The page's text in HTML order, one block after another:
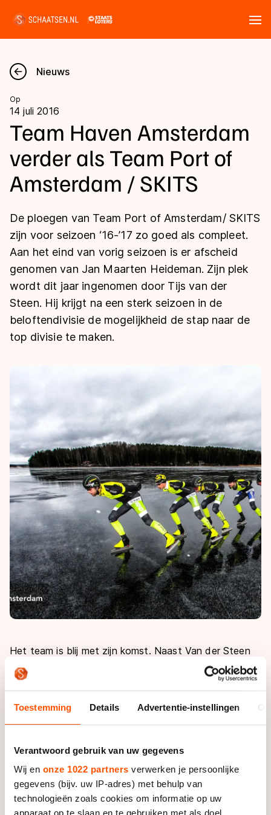
Toestemming Details Advertentie-instellingen
Verantwoord gebruik van uw gegevens
Wij en onze 1022 partners verwerken je persoonlijke
gegevens (bijv. uw IP-adres) met behulp van
technologieën zoals cookies om informatie op uw
apparaat op te slaan en te gebruiken met als doel
Nieuws
Kalender
Disciplines
Marathon
Shorttrack
Inlineskaten
Kunstschaatsen
Schoonrijden
Natuurijs
Uitslagen
Langebaan
Shorttrack
Marathon
Inlineskaten
Kunstschaatsen
Tijden & historie
Ranglijsten Langebaan
Persoonlijke records & tijden
Historie & statistiek
De weg op
Inschrijven wedstrijden
Algemene Nederlandse Schaatstijd
Deze zomer de weg op
Schaatsfans
Alles voor jou als schaatsfan
Livestreams
Word schaatsfan!
Winacties
Olympische Spelen
Medaille overzicht
Medaillespiegel
Olympische uitslagen
Van Jong tot Goud verhalen
Nieuws
Op
14 juli 2016
Team Haven Amsterdam
verder als Team Port of
Amsterdam / SKITS
De ploegen van Team Port of Amsterdam/ SKITS
zijn voor seizoen ‘16-’17 zo goed als compleet.
Aan het eind van vorig seizoen is er afscheid
genomen van Jan Maarten Heideman. Zijn plek
wordt dit jaar ingenomen door Tijs van der
Steen. Hij krijgt na een sterk seizoen in de
beloftendivisie de mogelijkheid de stap naar de
top divisie te maken.
Het team is blij met zijn komst. Naast Van der Steen
zal het topdivisie team bestaan uit vier vertrouwde
gezichten, namelijk Erik Valent, Johan Hendriks,
zesde rijder is het team nog in gesprek.
vertegenwoordigd. Ellen de Waard en Esmee Visser
blijven in het flitsende geel rijden. Heidi Snoek en Anna
Lof reden vorig jaar goede uitslagen in de zesbanen-
en regiotopwedstrijden en maken de overstap naar